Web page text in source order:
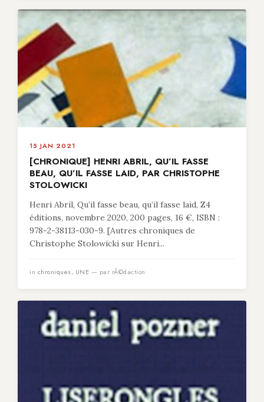
15 JAN 2021
[CHRONIQUE] HENRI ABRIL, QU’IL FASSE
BEAU, QU’IL FASSE LAID, PAR CHRISTOPHE
STOLOWICKI
Henri Abril, Qu’il fasse beau, qu’il fasse laid, Z4
éditions, novembre 2020, 200 pages, 16 €, ISBN :
978-2-38113-030-9. [Autres chroniques de
Christophe Stolowicki sur Henri...
in chroniques, UNE — par rÃ©daction